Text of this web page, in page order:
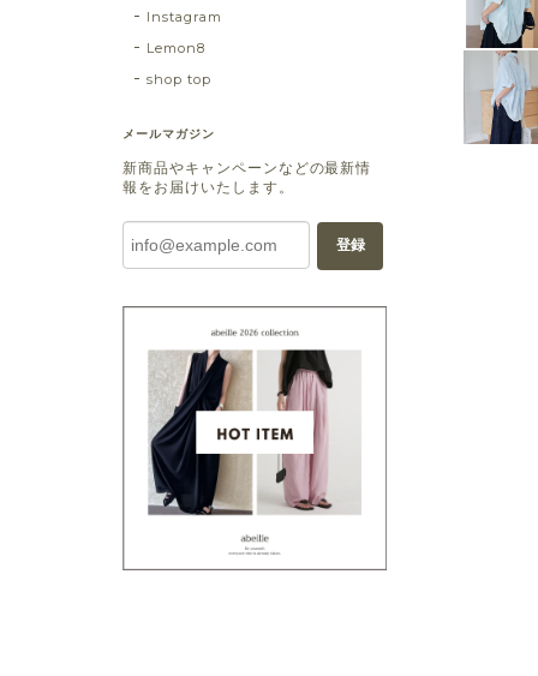
Instagram
Lemon8
shop top
メールマガジン
新商品やキャンペーンなどの最新情
報をお届けいたします。
登録